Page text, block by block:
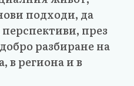
подходи, да
през
разбиране на
в региона и в